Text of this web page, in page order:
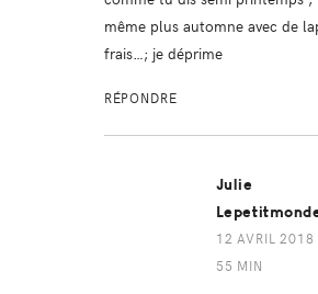
même plus automne avec de
frais…; je déprime
RÉPONDRE
Julie
12 AVRIL 2018
55 MIN